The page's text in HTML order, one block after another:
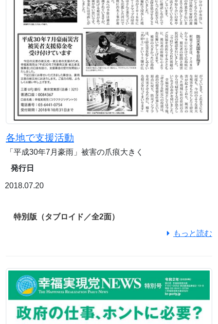
各地で支援活動
「平成30年7月豪雨」被害の爪痕大きく
発行日
2018.07.20
特別版（タブロイド／全2面）
もっと読む